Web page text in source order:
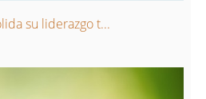
su liderazgo t...